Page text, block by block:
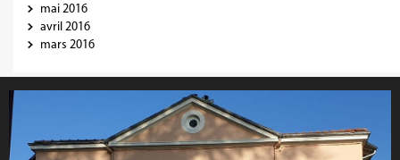
mai 2016
avril 2016
mars 2016